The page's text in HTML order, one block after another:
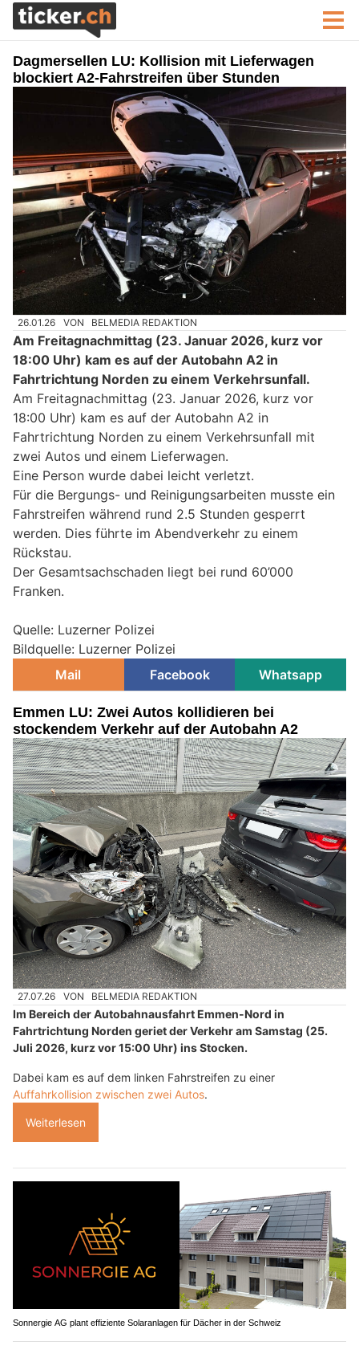
Dagmersellen LU: Kollision mit Lieferwagen
blockiert A2-Fahrstreifen über Stunden
26.01.26 VON BELMEDIA REDAKTION
Am Freitagnachmittag (23. Januar 2026, kurz vor
18:00 Uhr) kam es auf der Autobahn A2 in
Fahrtrichtung Norden zu einem Verkehrsunfall.
Am Freitagnachmittag (23. Januar 2026, kurz vor
18:00 Uhr) kam es auf der Autobahn A2 in
Fahrtrichtung Norden zu einem Verkehrsunfall mit
zwei Autos und einem Lieferwagen.
Eine Person wurde dabei leicht verletzt.
Für die Bergungs- und Reinigungsarbeiten musste ein
Fahrstreifen während rund 2.5 Stunden gesperrt
werden. Dies führte im Abendverkehr zu einem
Rückstau.
Der Gesamtsachschaden liegt bei rund 60’000
Franken.
Quelle: Luzerner Polizei
Bildquelle: Luzerner Polizei
Mail
Facebook Whatsapp
Emmen LU: Zwei Autos kollidieren bei
stockendem Verkehr auf der Autobahn A2
27.07.26 VON BELMEDIA REDAKTION
Im Bereich der Autobahnausfahrt Emmen-Nord in
Fahrtrichtung Norden geriet der Verkehr am Samstag (25.
Juli 2026, kurz vor 15:00 Uhr) ins Stocken.
Dabei kam es auf dem linken Fahrstreifen zu einer
Auffahrkollision zwischen zwei Autos.
Weiterlesen
Sonnergie AG plant effiziente Solaranlagen für Dächer in der Schweiz